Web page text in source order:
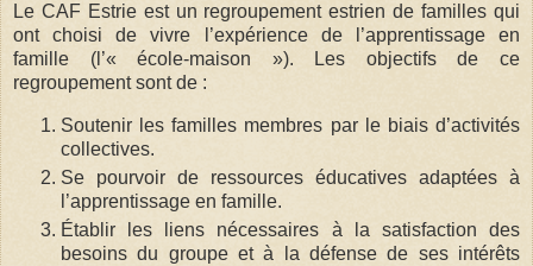
Le CAF Estrie est un regroupement estrien de familles qui
ont choisi de vivre l’expérience de l’apprentissage en
famille (l’« école-maison »). Les objectifs de ce
regroupement sont de :
Soutenir les familles membres par le biais d’activités
collectives.
Se pourvoir de ressources éducatives adaptées à
l’apprentissage en famille.
Établir les liens nécessaires à la satisfaction des
besoins du groupe et à la défense de ses intérêts